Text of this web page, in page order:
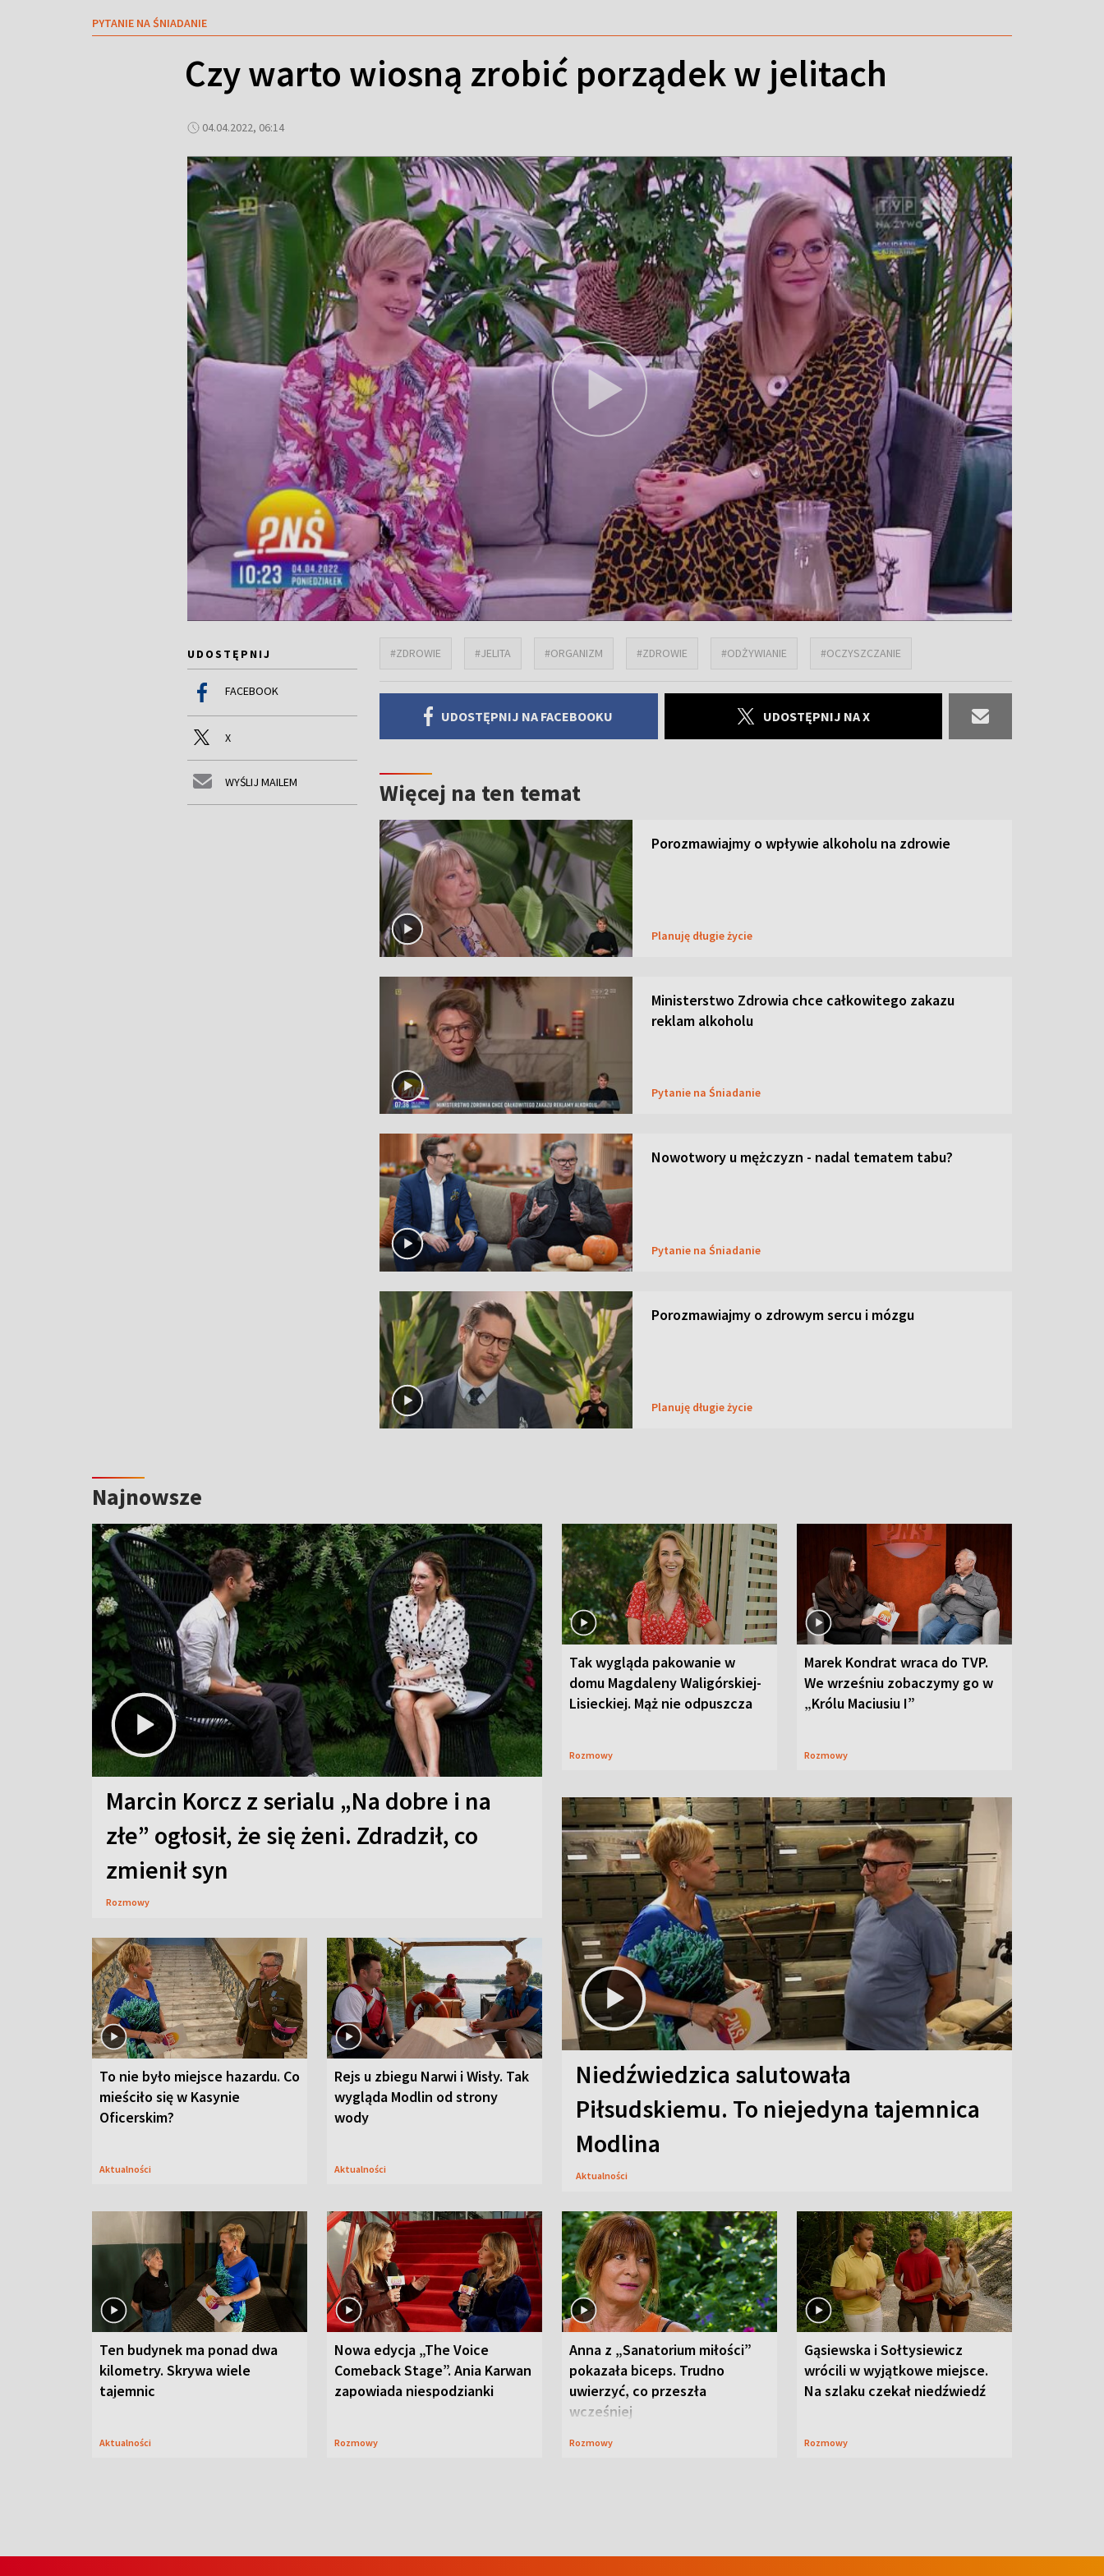
PYTANIE NA ŚNIADANIE
Czy warto wiosną zrobić porządek w jelitach
04.04.2022, 06:14
UDOSTĘPNIJ
FACEBOOK
X
WYŚLIJ MAILEM
#ZDROWIE #JELITA #ORGANIZM #ZDROWIE #ODŻYWIANIE #OCZYSZCZANIE
UDOSTĘPNIJ NA FACEBOOKU UDOSTĘPNIJ NA X
Więcej na ten temat
Porozmawiajmy o wpływie alkoholu na zdrowie
Planuję długie życie
Ministerstwo Zdrowia chce całkowitego zakazu
reklam alkoholu
Pytanie na Śniadanie
Nowotwory u mężczyzn - nadal tematem tabu?
Pytanie na Śniadanie
Porozmawiajmy o zdrowym sercu i mózgu
Planuję długie życie
Najnowsze
Marcin Korcz z serialu „Na dobre i na
złe” ogłosił, że się żeni. Zdradził, co
zmienił syn
Rozmowy
Tak wygląda pakowanie w
domu Magdaleny Waligórskiej-
Lisieckiej. Mąż nie odpuszcza
Rozmowy
Marek Kondrat wraca do TVP.
We wrześniu zobaczymy go w
„Królu Maciusiu I”
Rozmowy
To nie było miejsce hazardu. Co
mieściło się w Kasynie
Oficerskim?
Aktualności
Rejs u zbiegu Narwi i Wisły. Tak
wygląda Modlin od strony
wody
Aktualności
Niedźwiedzica salutowała
Piłsudskiemu. To niejedyna tajemnica
Modlina
Aktualności
Ten budynek ma ponad dwa
kilometry. Skrywa wiele
tajemnic
Aktualności
Nowa edycja „The Voice
Comeback Stage”. Ania Karwan
zapowiada niespodzianki
Rozmowy
Anna z „Sanatorium miłości”
pokazała biceps. Trudno
uwierzyć, co przeszła
wcześniej
Rozmowy
Gąsiewska i Sołtysiewicz
wrócili w wyjątkowe miejsce.
Na szlaku czekał niedźwiedź
Rozmowy